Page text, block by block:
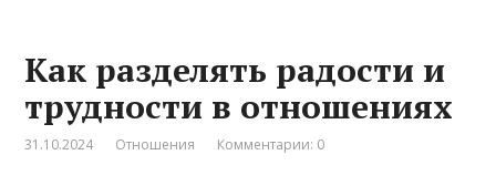
Как разделять радости и
трудности в отношениях
31.10.2024 Отношения Комментарии: 0